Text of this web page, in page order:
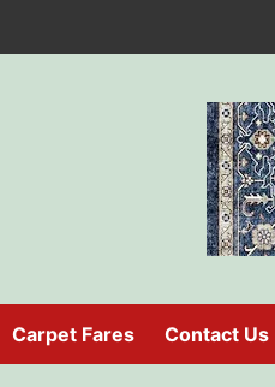
Carpet Fares Contact Us